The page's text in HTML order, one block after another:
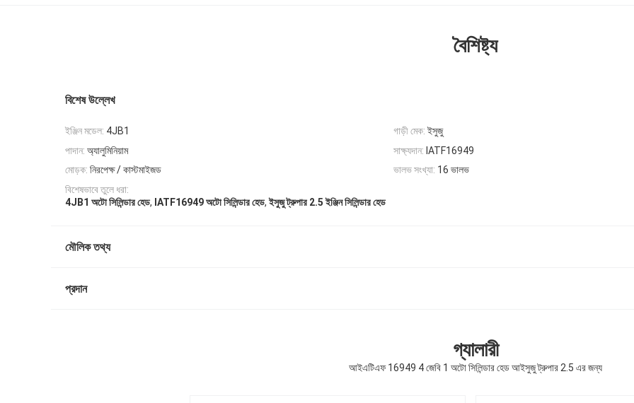
বৈশিষ্ট্য
বিশেষ উল্লেখ
ইঞ্জিন মডেল: 4JB1 গাড়ী মেক: ইসুজু
পাদান: অ্যালুমিনিয়াম সাক্ষ্যদান: IATF16949
মোড়ক: নিরপেক্ষ / কাস্টমাইজড ভালভ সংখ্যা: 16 ভালভ
বিশেষভাবে তুলে ধরা:
4JB1 অটো সিলিন্ডার হেড, IATF16949 অটো সিলিন্ডার হেড,ইসুজু ট্রুপার 2.5 ইঞ্জিন সিলিন্ডার হেড
মৌলিক তথ্য
প্রদান
গ্যালারী
আইএটিএফ 16949 4 জেবি 1 অটো সিলিন্ডার হেড আইসুজু ট্রুপার 2.5 এর জন্য